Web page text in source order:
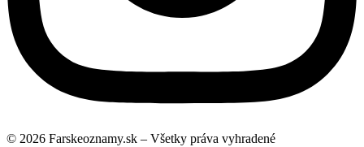
© 2026 Farskeoznamy.sk – Všetky práva vyhradené